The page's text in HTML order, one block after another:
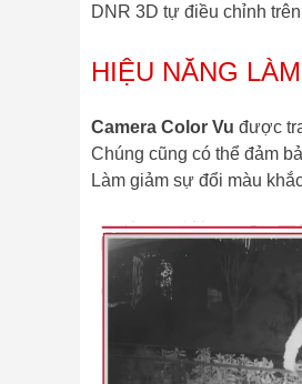
DNR 3D tự điều chỉnh
HIỆU NĂNG
Camera Color Vu được
Chúng cũng có thể đảm
Làm giảm sự đổi màu